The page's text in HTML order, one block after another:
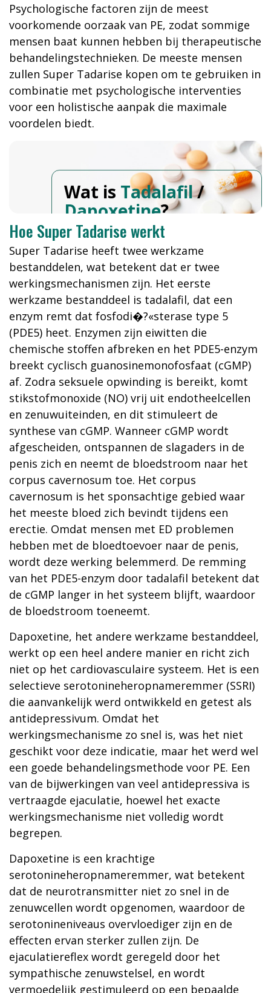
Psychologische factoren zijn de meest
voorkomende oorzaak van PE, zodat sommige
mensen baat kunnen hebben bij therapeutische
behandelingstechnieken. De meeste mensen
zullen Super Tadarise kopen om te gebruiken in
combinatie met psychologische interventies
voor een holistische aanpak die maximale
voordelen biedt.
Wat is Tadalafil/
Dapoxetine?
Hoe Super Tadarise werkt
Super Tadarise heeft twee werkzame
bestanddelen, wat betekent dat er twee
werkingsmechanismen zijn. Het eerste
werkzame bestanddeel is tadalafil, dat een
enzym remt dat fosfodi�?«sterase type 5
(PDE5) heet. Enzymen zijn eiwitten die
chemische stoffen afbreken en het PDE5-enzym
breekt cyclisch guanosinemonofosfaat (cGMP)
af. Zodra seksuele opwinding is bereikt, komt
stikstofmonoxide (NO) vrij uit endotheelcellen
en zenuwuiteinden, en dit stimuleert de
synthese van cGMP. Wanneer cGMP wordt
afgescheiden, ontspannen de slagaders in de
penis zich en neemt de bloedstroom naar het
corpus cavernosum toe. Het corpus
cavernosum is het sponsachtige gebied waar
het meeste bloed zich bevindt tijdens een
erectie. Omdat mensen met ED problemen
hebben met de bloedtoevoer naar de penis,
wordt deze werking belemmerd. De remming
van het PDE5-enzym door tadalafil betekent dat
de cGMP langer in het systeem blijft, waardoor
de bloedstroom toeneemt.
Dapoxetine, het andere werkzame bestanddeel,
werkt op een heel andere manier en richt zich
niet op het cardiovasculaire systeem. Het is een
selectieve serotonineheropnameremmer (SSRI)
die aanvankelijk werd ontwikkeld en getest als
antidepressivum. Omdat het
werkingsmechanisme zo snel is, was het niet
geschikt voor deze indicatie, maar het werd wel
een goede behandelingsmethode voor PE. Een
van de bijwerkingen van veel antidepressiva is
vertraagde ejaculatie, hoewel het exacte
werkingsmechanisme niet volledig wordt
begrepen.
Dapoxetine is een krachtige
serotonineheropnameremmer, wat betekent
dat de neurotransmitter niet zo snel in de
zenuwcellen wordt opgenomen, waardoor de
serotonineniveaus overvloediger zijn en de
effecten ervan sterker zullen zijn. De
ejaculatiereflex wordt geregeld door het
sympathische zenuwstelsel, en wordt
vermoedelijk gestimuleerd op een bepaalde